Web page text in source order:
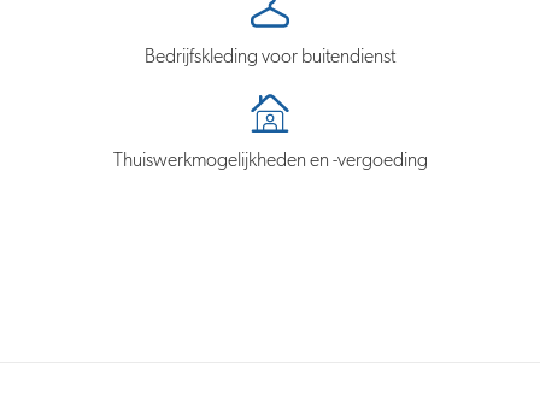
Bedrijfskleding voor buitendienst
Thuiswerkmogelijkheden en -vergoeding